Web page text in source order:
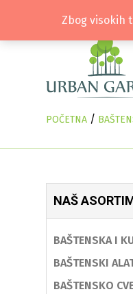
POČETNA /
NAŠ
BAŠTENSKA I
BAŠTENSKI
BAŠTENSKO
Zbog visokih